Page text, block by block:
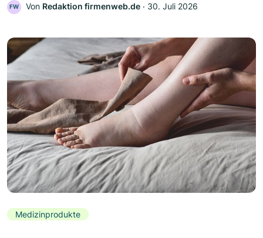
FW Von Redaktion firmenweb.de ‧ 30. Juli 2026
Medizinprodukte